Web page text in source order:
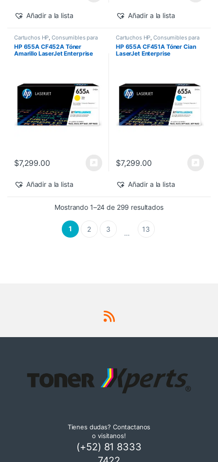
Añadir a la lista Añadir a la lista
Cartuchos HP,Consumibles para
Impresoras,Nuevos Productos
Sobre Pedido,Toner Original
HP 655A CF452A Tóner
Amarillo LaserJet Enterprise
$7,299.00
Añadir a la lista
Cartuchos HP,Consumibles para
Impresoras,Nuevos Productos
Sobre Pedido,Toner Original
HP 655A CF451A Tóner Cian
LaserJet Enterprise
$7,299.00
Añadir a la lista
Mostrando 1–24 de 299 resultadosSorted by latest
1 2 3 … 13
Tienes dudas? Contactanos
o visitanos!
(+52) 81 8333